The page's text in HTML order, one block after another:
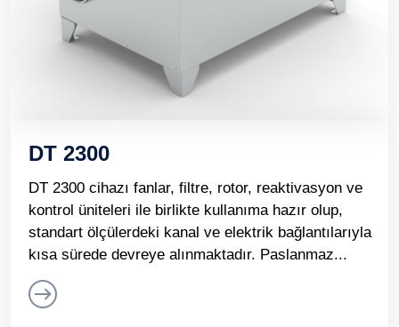
DT 2300
DT 2300 cihazı fanlar, filtre, rotor, reaktivasyon ve
kontrol üniteleri ile birlikte kullanıma hazır olup,
standart ölçülerdeki kanal ve elektrik bağlantılarıyla
kısa sürede devreye alınmaktadır. Paslanmaz...